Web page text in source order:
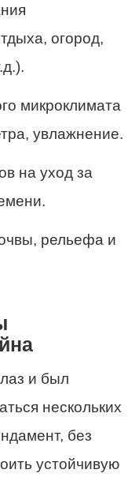
огород,
микроклимата
увлажнение.
на уход за
рельефа и
и был
нескольких
без
устойчивую